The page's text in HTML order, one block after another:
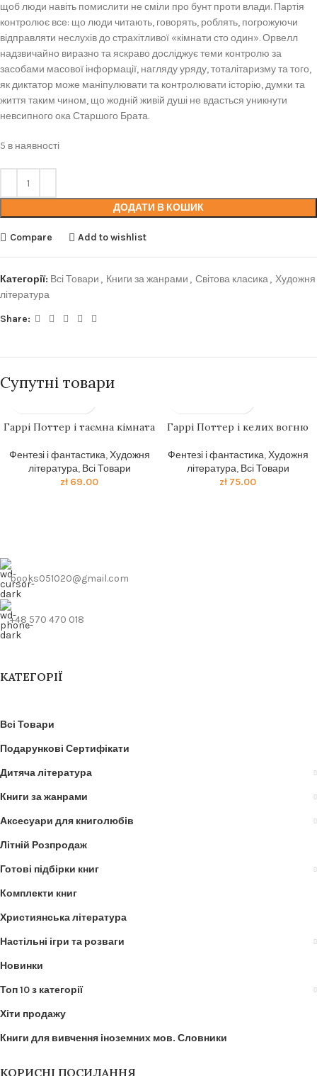
щоб люди навіть помислити не сміли про бунт проти влади. Партія
контролює все: що люди читають, говорять, роблять, погрожуючи
відправляти неслухів до страхітливої «кімнати сто один». Орвелл
надзвичайно виразно та яскраво досліджує теми контролю за
засобами масової інформації, нагляду уряду, тоталітаризму та того,
як диктатор може маніпулювати та контролювати історію, думки та
життя таким чином, що жодній живій душі не вдасться уникнути
невсипного ока Старшого Брата.
5 в наявності
ДОДАТИ В КОШИК
Compare Add to wishlist
Категорії: Всі Товари , Книги за жанрами , Світова класика, Художня
література
Share:
Супутні товари
Гаррі Поттер і таємна кімната
Фентезі і фантастика,Художня
література, Всі Товари
zł 69.00
Гаррі Поттер і келих вогню
Фентезі і фантастика,Художня
література, Всі Товари
zł 75.00
books051020@gmail.com
+48 570 470 018
КАТЕГОРІЇ
Всі Товари
Подарункові Сертифікати
Дитяча література
Книги за жанрами
Аксесуари для книголюбів
Літній Розпродаж
Готові підбірки книг
Комплекти книг
Християнська література
Настільні ігри та розваги
Новинки
Топ 10 з категорії
Хіти продажу
Книги для вивчення іноземних мов. Словники
КОРИСНІ ПОСИЛАННЯ